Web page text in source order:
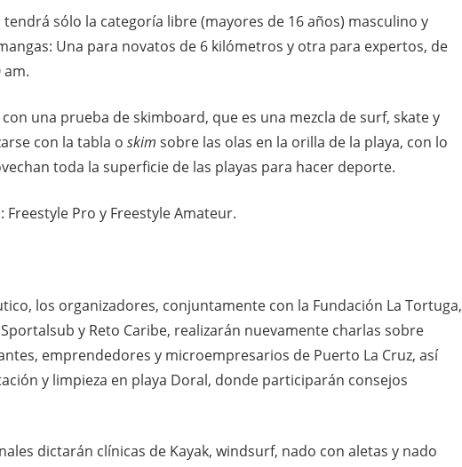
tendrá sólo la categoría libre (mayores de 16 años) masculino y
Una para novatos de 6 kilómetros y otra para expertos, de
am.
una prueba de skimboard, que es una mezcla de surf, skate y
con la tabla o skim sobre las olas en la orilla de la playa, con lo
toda la superficie de las playas para hacer deporte.
Pro y Freestyle Amateur.
los organizadores, conjuntamente con la Fundación La Tortuga,
y Reto Caribe, realizarán nuevamente charlas sobre
emprendedores y microempresarios de Puerto La Cruz, así
y limpieza en playa Doral, donde participarán consejos
dictarán clínicas de Kayak, windsurf, nado con aletas y nado